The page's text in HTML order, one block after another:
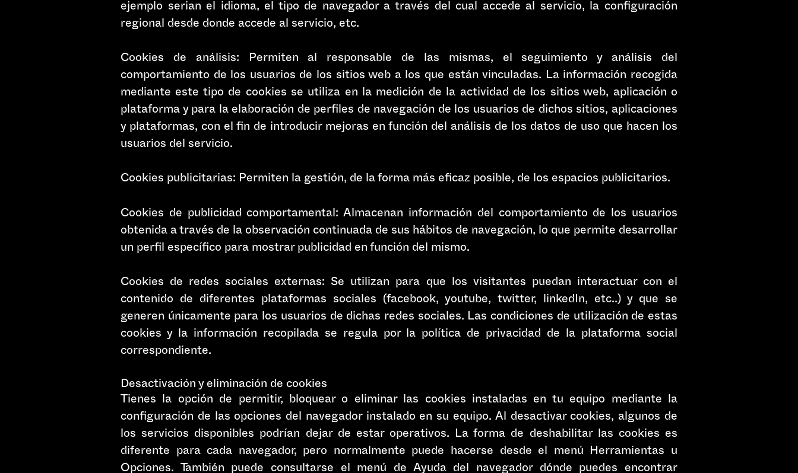
ejemplo serian el idioma, el tipo de navegador a través del cual accede al servicio, la configuración
regional desde donde accede al servicio, etc.
Cookies de análisis: Permiten al responsable de las mismas, el seguimiento y análisis del
comportamiento de los usuarios de los sitios web a los que están vinculadas. La información recogida
mediante este tipo de cookies se utiliza en la medición de la actividad de los sitios web, aplicación o
plataforma y para la elaboración de perfiles de navegación de los usuarios de dichos sitios, aplicaciones
y plataformas, con el fin de introducir mejoras en función del análisis de los datos de uso que hacen los
usuarios del servicio.
Cookies publicitarias: Permiten la gestión, de la forma más eficaz posible, de los espacios publicitarios.
Cookies de publicidad comportamental: Almacenan información del comportamiento de los usuarios
obtenida a través de la observación continuada de sus hábitos de navegación, lo que permite desarrollar
un perfil específico para mostrar publicidad en función del mismo.
Cookies de redes sociales externas: Se utilizan para que los visitantes puedan interactuar con el
contenido de diferentes plataformas sociales (facebook, youtube, twitter, linkedIn, etc..) y que se
generen únicamente para los usuarios de dichas redes sociales. Las condiciones de utilización de estas
cookies y la información recopilada se regula por la política de privacidad de la plataforma social
correspondiente.
Desactivación y eliminación de cookies
Tienes la opción de permitir, bloquear o eliminar las cookies instaladas en tu equipo mediante la
configuración de las opciones del navegador instalado en su equipo. Al desactivar cookies, algunos de
los servicios disponibles podrían dejar de estar operativos. La forma de deshabilitar las cookies es
diferente para cada navegador, pero normalmente puede hacerse desde el menú Herramientas u
Opciones. También puede consultarse el menú de Ayuda del navegador dónde puedes encontrar